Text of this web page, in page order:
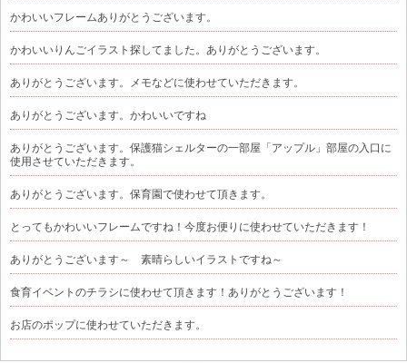
かわいいフレームありがとうございます。
かわいいりんごイラスト探してました。ありがとうございます。
ありがとうございます。メモなどに使わせていただきます。
ありがとうございます。かわいいですね
ありがとうございます。保護猫シェルターの一部屋「アップル」部屋の入口に
使用させていただきます。
ありがとうございます。保育園で使わせて頂きます。
とってもかわいいフレームですね！今度お便りに使わせていただきます！
ありがとうございます～ 素晴らしいイラストですね～
食育イベントのチラシに使わせて頂きます！ありがとうございます！
お店のポップに使わせていただきます。